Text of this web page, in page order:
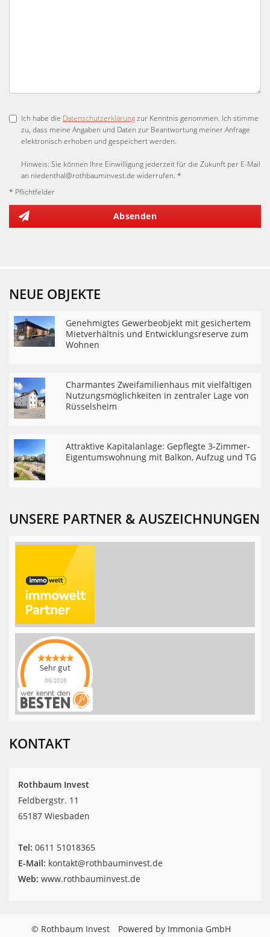
Ich habe die Datenschutzerklärungzur Kenntnis genommen. Ich stimme
zu, dass meine Angaben und Daten zur Beantwortung meiner Anfrage
elektronisch erhoben und gespeichert werden.
Hinweis: Sie können Ihre Einwilligung jederzeit für die Zukunft per E-Mail
an niedenthal@rothbauminvest.de widerrufen. *
* Pflichtfelder
Absenden
NEUE OBJEKTE
Genehmigtes Gewerbeobjekt mit gesichertem
Mietverhältnis und Entwicklungsreserve zum
Wohnen
Charmantes Zweifamilienhaus mit vielfältigen
Nutzungsmöglichkeiten in zentraler Lage von
Rüsselsheim
Attraktive Kapitalanlage: Gepflegte 3-Zimmer-
Eigentumswohnung mit Balkon, Aufzug und TG
UNSERE PARTNER & AUSZEICHNUNGEN
Sehr gut
08/2026
Rothbaum Invest
hat4.9von5
auf
werkenntdenBESTEN.de
KONTAKT
Rothbaum Invest
Feldbergstr. 11
65187 Wiesbaden
Tel: ‎0611 51018365
E-Mail: kontakt@rothbauminvest.de
Web: www.rothbauminvest.de
© Rothbaum Invest Powered by Immonia GmbH